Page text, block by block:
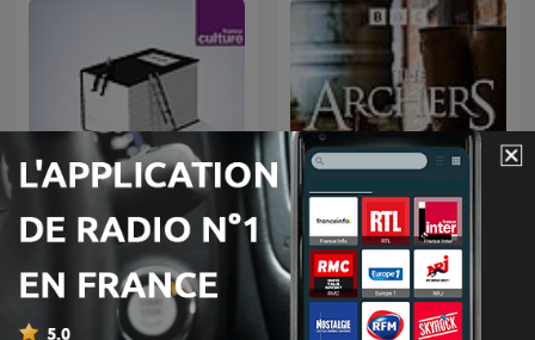
Toute une vie The Archers